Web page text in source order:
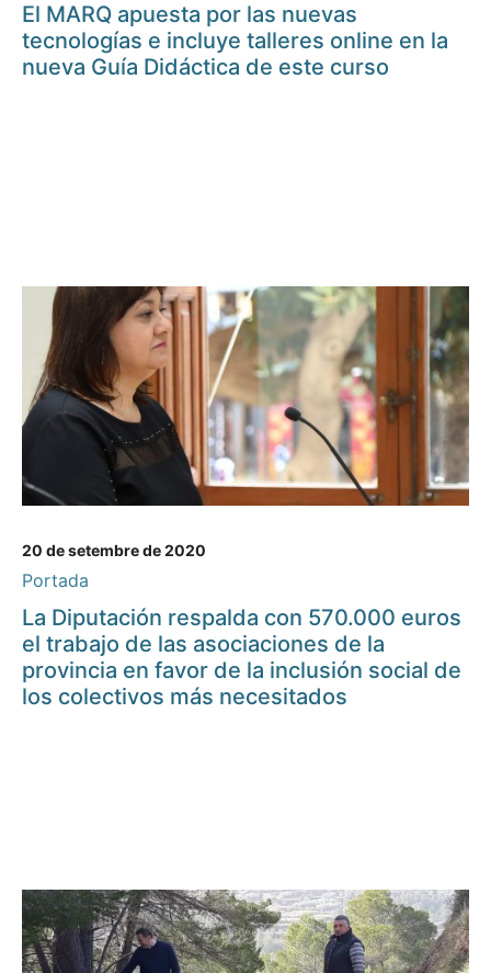
El MARQ apuesta por las nuevas
tecnologías e incluye talleres online en la
nueva Guía Didáctica de este curso
20 de setembre de 2020
Portada
La Diputación respalda con 570.000 euros
el trabajo de las asociaciones de la
provincia en favor de la inclusión social de
los colectivos más necesitados